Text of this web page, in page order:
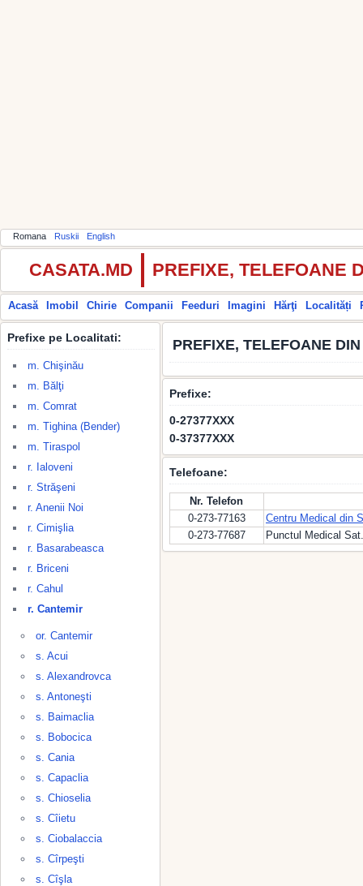
Romana Ruskii English
CASATA.MD PREFIXE, TELEFOANE
Acasă Imobil Chirie Companii Feeduri Imagini Hărţi Localități
Prefixe pe Localitati:
m. Chişinău
m. Bălţi
m. Comrat
m. Tighina (Bender)
m. Tiraspol
r. Ialoveni
r. Străşeni
r. Anenii Noi
r. Cimişlia
r. Basarabeasca
r. Briceni
r. Cahul
r. Cantemir
or. Cantemir
s. Acui
s. Alexandrovca
s. Antoneşti
s. Baimaclia
s. Bobocica
s. Cania
s. Capaclia
s. Chioselia
s. Cîietu
s. Ciobalaccia
s. Cîrpeşti
s. Cîşla
PREFIXE, TELEFOANE
Prefixe:
0-27377XXX
0-37377XXX
Telefoane:
Nr. Telefon
0-273-77163
Centru Medical din
0-273-77687
Punctul Medical